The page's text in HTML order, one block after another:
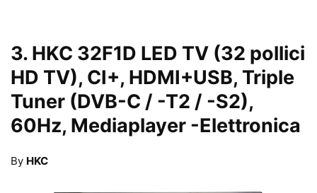
3. HKC 32F1D LED TV (32 pollici
HD TV), CI+, HDMI+USB, Triple
Tuner (DVB-C / -T2 / -S2),
60Hz, Mediaplayer -Elettronica
By HKC